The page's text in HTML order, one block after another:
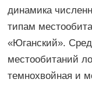
динамика
типам
«Юганский».
местообитаний
темнохвойная и